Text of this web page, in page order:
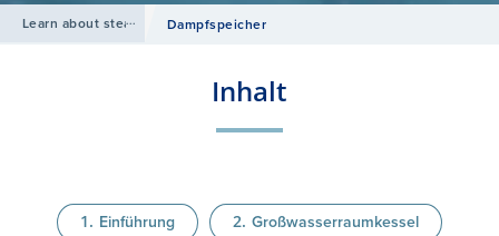
Learn about steam Dampfspeicher
Inhalt
Einführung Großwasserraumkessel